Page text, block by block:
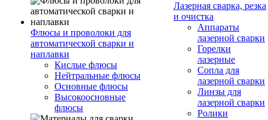
Флюсы и проволоки для
автоматической сварки и
наплавки
Кислые флюсы
Нейтральные флюсы
Основные флюсы
Высокоосновные
флюсы
Лазерная сварка, резка
и очистка
Аппараты
лазерной сварки
Горелки
лазерные
Сопла для
лазерной сварки
Линзы для
лазерной сварки
Ролики